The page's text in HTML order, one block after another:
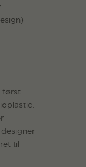
først
til